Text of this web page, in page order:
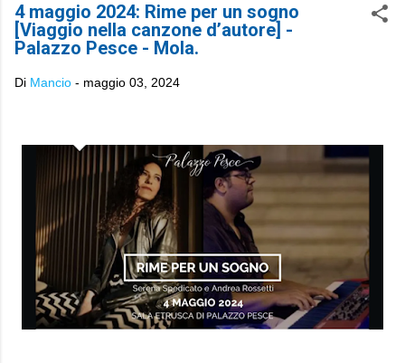
4 maggio 2024: Rime per un sogno
[Viaggio nella canzone d’autore] -
Palazzo Pesce - Mola.
Di Mancio - maggio 03, 2024